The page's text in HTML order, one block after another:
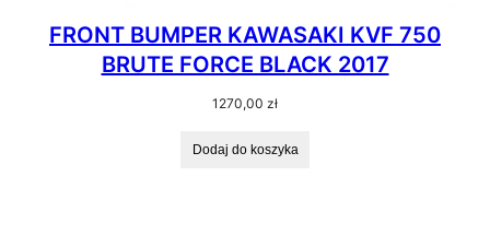
FRONT BUMPER KAWASAKI KVF 750
BRUTE FORCE BLACK 2017
1270,00 zł
Dodaj do koszyka